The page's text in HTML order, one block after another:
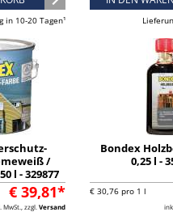
in 10-20 Tagen¹
/
l - 329877
€ 39,81*
MwSt., zzgl. Versand
Bondex
0,25 l -
€ 30,76 pro 1 l